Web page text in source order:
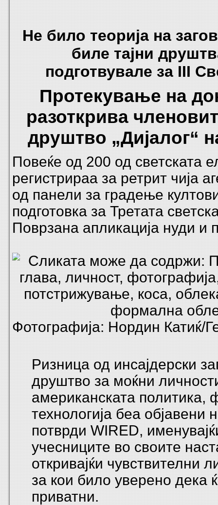
Не било теорија на
биле тајни
подготвувале за III
Протекување на
разоткрива
друштво „Дијалог“
Повеќе од 200 од светската
регистрираа за ретрит чија
од панели за градење
подготовка за Третата
Поврзана апликација нуди и
Фотографија: Нордин Катиќ/
Ризница од инсајдерски
друштво за моќни
американската политика,
технологија беа објавени
потврди WIRED,
учесниците во своите
откривајќи чувствителни
за кои било уверено дека
приватни.